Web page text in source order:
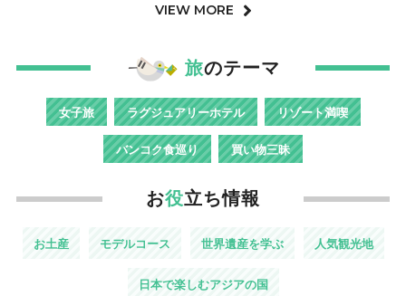
VIEW MORE
旅のテーマ
女子旅 ラグジュアリーホテル リゾート満喫
バンコク食巡り 買い物三昧
お役立ち情報
お土産 モデルコース 世界遺産を学ぶ 人気観光地
日本で楽しむアジアの国